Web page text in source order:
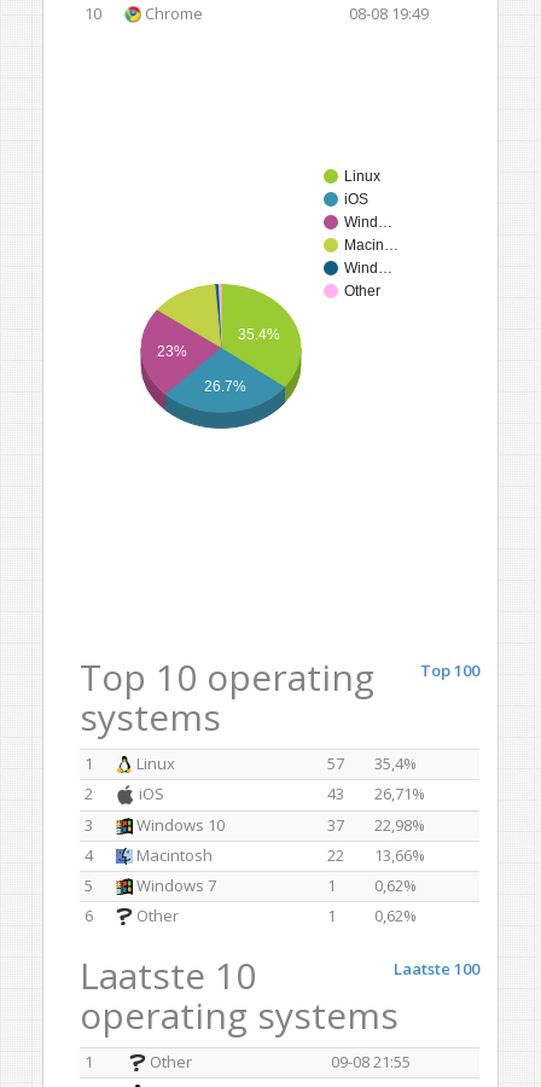
10
Chrome 08-08 19:49
Linux
iOS
Wind…
Macin…
Wind…
Other
35.4%
23%
26.7%
Top 100
Top 10 operating
systems
1 Linux 57
35,4%
2
iOS 43
26,71%
3
Windows 10 37
22,98%
4
Macintosh 22
13,66%
5
Windows 7 1
0,62%
6
Other 1 0,62%
Laatste 100
Laatste 10
operating systems
1 Other
09-08 21:55